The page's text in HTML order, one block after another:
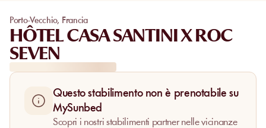
Porto-Vecchio, Francia
HÔTEL CASA SANTINI X ROC
SEVEN
Questo stabilimento non è prenotabile su
MySunbed
Scopri i nostri stabilimenti partner nelle vicinanze